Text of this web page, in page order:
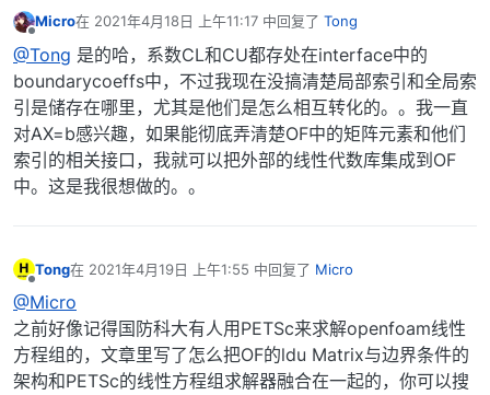
Micro在 2021年4月18日 上午11:17 中回复了 Tong
最后由 编辑
@Tong 是的哈，系数CL和CU都存处在interface中的
boundarycoeffs中，不过我现在没搞清楚局部索引和全局索
引是储存在哪里，尤其是他们是怎么相互转化的。。我一直
对AX=b感兴趣，如果能彻底弄清楚OF中的矩阵元素和他们
索引的相关接口，我就可以把外部的线性代数库集成到OF
中。这是我很想做的。。
Tong在 2021年4月19日 上午1:55 中回复了 Micro
最后由 编辑
@Micro
之前好像记得国防科大有人用PETSc来求解openfoam线性
方程组的，文章里写了怎么把OF的ldu Matrix与边界条件的
架构和PETSc的线性方程组求解器融合在一起的，你可以搜